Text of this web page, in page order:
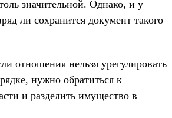
значительной. Однако, и у
ли сохранится документ такого
отношения нельзя урегулировать
нужно обратиться к
и разделить имущество в